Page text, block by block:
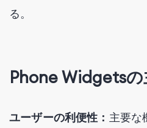
る。
Phone Widgets
ユーザーの利便性： 主要な